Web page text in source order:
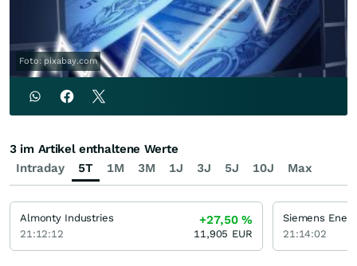
Foto: pixabay.com
Intraday 5T 1M 3M 1J 3J 5J 10J Max
3 im Artikel enthaltene Werte
Almonty Industries
21:12:12
+27,50%
11,905 EUR
Siemens
21:14:02